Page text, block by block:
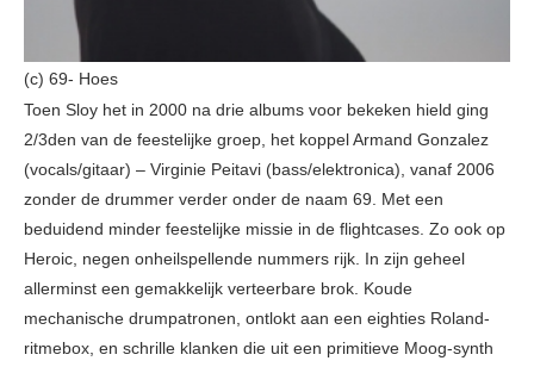
(c) 69- Hoes
Toen Sloy het in 2000 na drie albums voor bekeken hield ging
2/3den van de feestelijke groep, het koppel Armand Gonzalez
(vocals/gitaar) – Virginie Peitavi (bass/elektronica), vanaf 2006
zonder de drummer verder onder de naam 69. Met een
beduidend minder feestelijke missie in de flightcases. Zo ook op
Heroic, negen onheilspellende nummers rijk. In zijn geheel
allerminst een gemakkelijk verteerbare brok. Koude
mechanische drumpatronen, ontlokt aan een eighties Roland-
ritmebox, en schrille klanken die uit een primitieve Moog-synth